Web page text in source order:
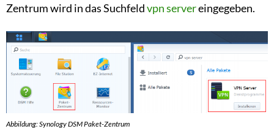
Zentrum wird in das Suchfeldvpn servereingegeben.
Abbildung: Synology DSM Paket-Zentrum